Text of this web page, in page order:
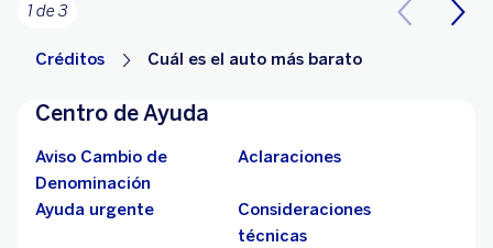
1 de 3
Créditos Cuál es el auto más barato
Centro de Ayuda
Aviso Cambio de
Denominación
Aclaraciones
Ayuda urgente
Consideraciones
técnicas